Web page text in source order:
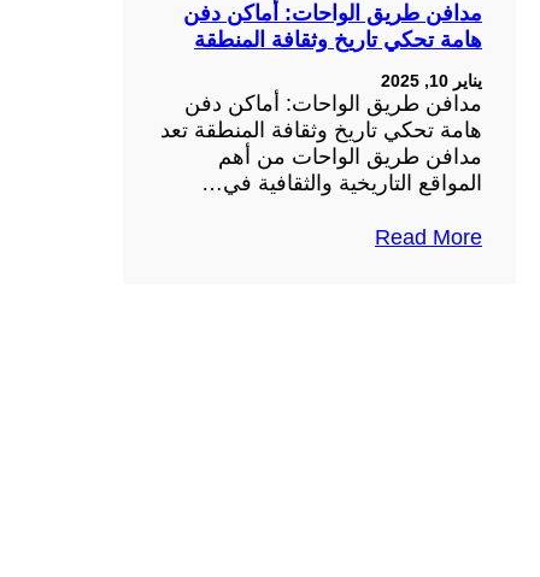
مدافن طريق الواحات: أماكن دفن
هامة تحكي تاريخ وثقافة المنطقة
يناير 10, 2025
مدافن طريق الواحات: أماكن دفن
هامة تحكي تاريخ وثقافة المنطقة تعد
مدافن طريق الواحات من أهم
المواقع التاريخية والثقافية في…
Read More